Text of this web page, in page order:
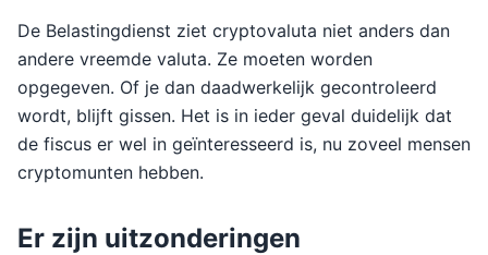
De Belastingdienst ziet cryptovaluta niet anders dan
andere vreemde valuta. Ze moeten worden
opgegeven. Of je dan daadwerkelijk gecontroleerd
wordt, blijft gissen. Het is in ieder geval duidelijk dat
de fiscus er wel in geïnteresseerd is, nu zoveel mensen
cryptomunten hebben.
Er zijn uitzonderingen